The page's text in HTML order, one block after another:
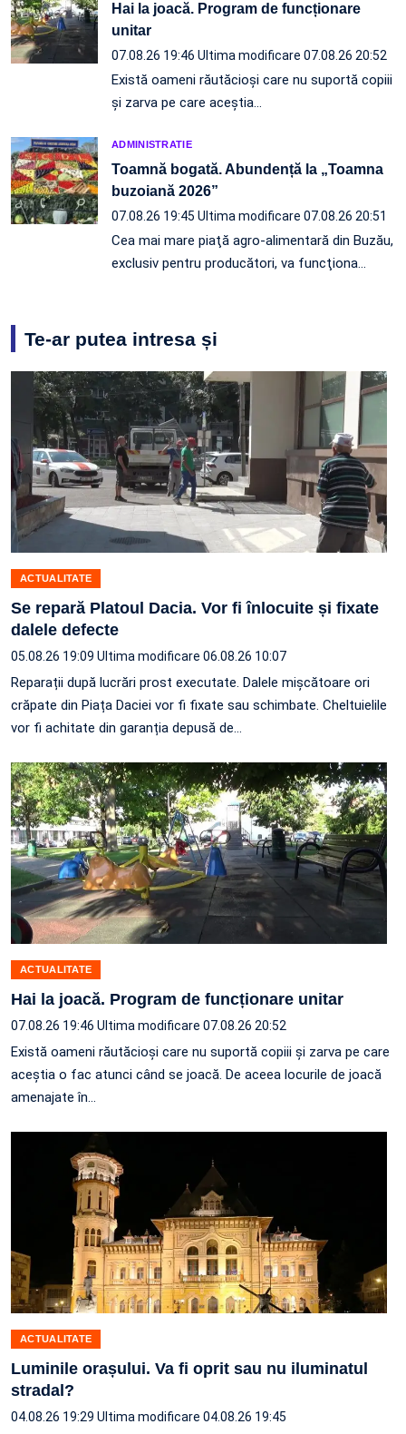
Hai la joacă. Program de funcționare
unitar
07.08.26 19:46 Ultima modificare 07.08.26 20:52
Există oameni răutăcioși care nu suportă copiii
și zarva pe care aceștia…
ADMINISTRATIE
Toamnă bogată. Abundență la „Toamna
buzoiană 2026”
07.08.26 19:45 Ultima modificare 07.08.26 20:51
Cea mai mare piaţă agro-alimentară din Buzău,
exclusiv pentru producători, va funcţiona…
Te-ar putea intresa și
ACTUALITATE
Se repară Platoul Dacia. Vor fi înlocuite și fixate
dalele defecte
05.08.26 19:09 Ultima modificare 06.08.26 10:07
Reparații după lucrări prost executate. Dalele mișcătoare ori
crăpate din Piața Daciei vor fi fixate sau schimbate. Cheltuielile
vor fi achitate din garanția depusă de…
ACTUALITATE
Hai la joacă. Program de funcționare unitar
07.08.26 19:46 Ultima modificare 07.08.26 20:52
Există oameni răutăcioși care nu suportă copiii și zarva pe care
aceștia o fac atunci când se joacă. De aceea locurile de joacă
amenajate în…
ACTUALITATE
Luminile orașului. Va fi oprit sau nu iluminatul
stradal?
04.08.26 19:29 Ultima modificare 04.08.26 19:45